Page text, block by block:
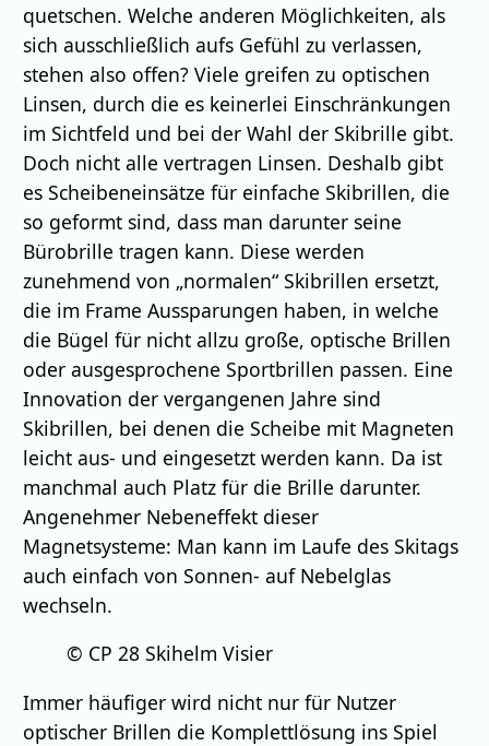
quetschen. Welche anderen Möglichkeiten, als
sich ausschließlich aufs Gefühl zu verlassen,
stehen also offen? Viele greifen zu optischen
Linsen, durch die es keinerlei Einschränkungen
im Sichtfeld und bei der Wahl der Skibrille gibt.
Doch nicht alle vertragen Linsen. Deshalb gibt
es Scheibeneinsätze für einfache Skibrillen, die
so geformt sind, dass man darunter seine
Bürobrille tragen kann. Diese werden
zunehmend von „normalen“ Skibrillen ersetzt,
die im Frame Aussparungen haben, in welche
die Bügel für nicht allzu große, optische Brillen
oder ausgesprochene Sportbrillen passen. Eine
Innovation der vergangenen Jahre sind
Skibrillen, bei denen die Scheibe mit Magneten
leicht aus- und eingesetzt werden kann. Da ist
manchmal auch Platz für die Brille darunter.
Angenehmer Nebeneffekt dieser
Magnetsysteme: Man kann im Laufe des Skitags
auch einfach von Sonnen- auf Nebelglas
wechseln.
© CP 28 Skihelm Visier
Immer häufiger wird nicht nur für Nutzer
optischer Brillen die Komplettlösung ins Spiel